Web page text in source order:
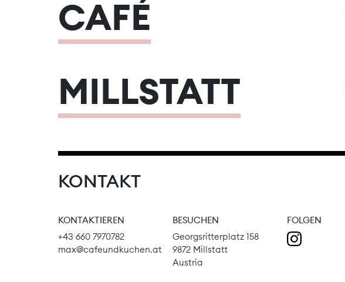
CAFÉ
MILLSTATT
KONTAKT
KONTAKTIEREN
+43 660 7970782
max@cafeundkuchen.at
BESUCHEN
Georgsritterplatz 158
9872 Millstatt
Austria
FOLGEN